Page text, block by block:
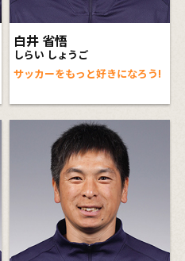
白井 省悟
しらい しょうご
サッカーをもっと好きになろう!